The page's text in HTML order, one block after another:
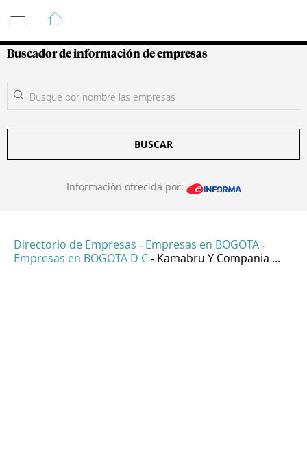
Guía de Empresas Colombianas
Buscador de información de empresas
BUSCAR
Información ofrecida por:
Directorio de Empresas - Empresas en BOGOTA -
Empresas en BOGOTA D C - Kamabru Y Compania ...